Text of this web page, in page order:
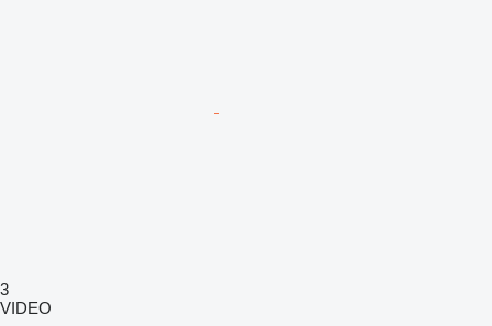
3
VIDEO